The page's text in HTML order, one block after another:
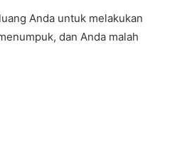
Anda untuk melakukan
dan Anda malah